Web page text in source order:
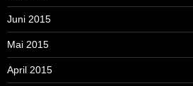
Juni 2015
Mai 2015
April 2015